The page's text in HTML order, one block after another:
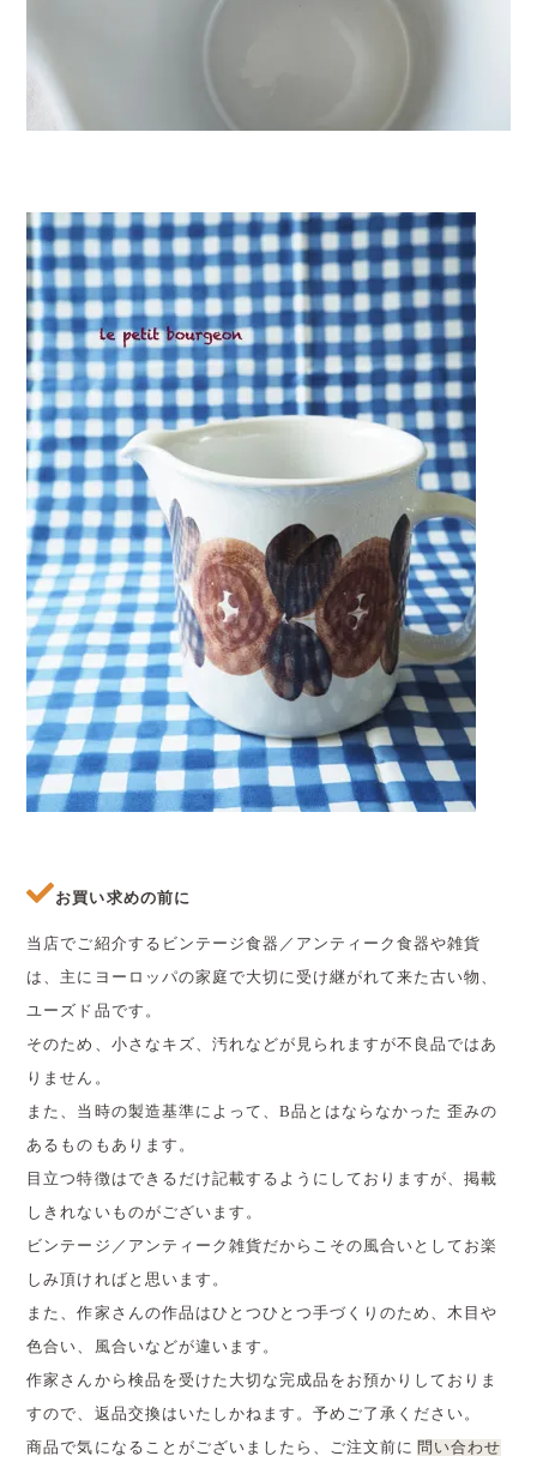
お買い求めの前に
当店でご紹介するビンテージ食器／アンティーク食器や雑貨
は、主にヨーロッパの家庭で大切に受け継がれて来た古い物、
ユーズド品です。
そのため、小さなキズ、汚れなどが見られますが不良品ではあ
りません。
また、当時の製造基準によって、B品とはならなかった 歪みの
あるものもあります。
目立つ特徴はできるだけ記載するようにしておりますが、掲載
しきれないものがございます。
ビンテージ／アンティーク雑貨だからこその風合いとしてお楽
しみ頂ければと思います。
また、作家さんの作品はひとつひとつ手づくりのため、木目や
色合い、風合いなどが違います。
作家さんから検品を受けた大切な完成品をお預かりしておりま
すので、返品交換はいたしかねます。予めご了承ください。
商品で気になることがございましたら、ご注文前に 問い合わせ